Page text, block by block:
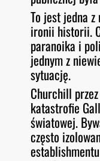
To jest jedna
ironii historii.
paranoika i
jednym z
sytuację.
Churchill
katastrofie
światowej.
często